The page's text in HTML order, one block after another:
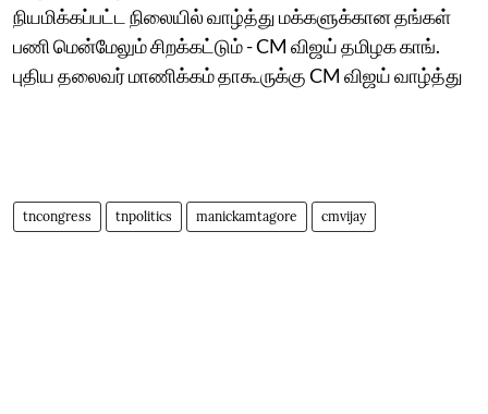
நியமிக்கப்பட்ட நிலையில் வாழ்த்து மக்களுக்கான தங்கள்
பணி மென்மேலும் சிறக்கட்டும் - CM விஜய் தமிழக காங்.
புதிய தலைவர் மாணிக்கம் தாகூருக்கு CM விஜய் வாழ்த்து
tncongress tnpolitics manickamtagore cmvijay